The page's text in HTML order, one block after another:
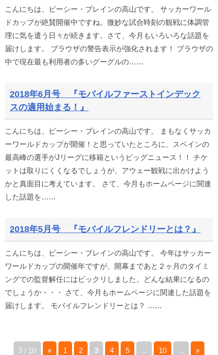
こんにちは、ピーシー・ブレインの高山です。 サッカーワール
ドカップが絶賛開催中ですね。微妙な試合時刻の観戦に体調管
理に気を遣う日々が続きます。さて、今月もいろいろな話題を
届けします。 ブラウザの警告表示が強化されます！ ブラウザの
中で現在最も利用者の多いグーグルの……
2018年6月号 『モバイルファーストインデック
スの適用始まる！』
こんにちは、ピーシー・ブレインの高山です。 まもなくサッカ
ーワールドカップが開催！と思っていたところに、スペインの
最高峰の選手がJリーグに移籍というビッグニュース！！ チケ
ットは取りにくくなるでしょうが、アウェー観戦に出かけよう
かと真面目に考えています。 さて、今月もホームページに関連
した話題を……
2018年5月号 『モバイルフレンドリーとは？』
こんにちは、ピーシー・ブレインの高山です。 今年はサッカー
ワールドカップの開催年ですが、開幕まであと２ヶ月のタイミ
ングでの監督解任にはビックリしました。どんな結果になるの
でしょうか・・・ さて、今月もホームページに関連した話題を
届けします。 モバイルフレンドリーとは？ ……
3 / 10 « 1 2 3 4 5 ... 10 ... »